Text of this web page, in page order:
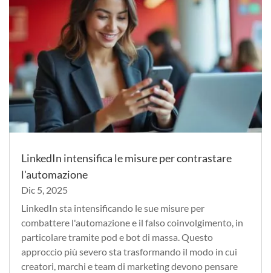
LinkedIn intensifica le misure per contrastare
l'automazione
Dic 5, 2025
LinkedIn sta intensificando le sue misure per
combattere l'automazione e il falso coinvolgimento, in
particolare tramite pod e bot di massa. Questo
approccio più severo sta trasformando il modo in cui
creatori, marchi e team di marketing devono pensare